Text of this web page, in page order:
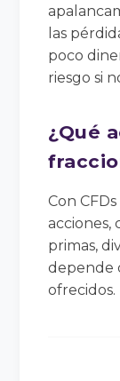
las
poco
riesgo si
¿Qué
Con
acciones,
primas,
depende
ofrecidos.